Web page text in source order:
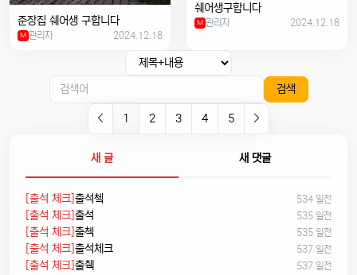
새 글 새 댓글
[출석 체크] 출석쳌 534 일전
[출석 체크] 출석 535 일전
[출석 체크] 출첵 535 일전
[출석 체크] 출석체크 537 일전
[출석 체크] 출췍 537 일전
준장집 쉐어생 구합니다
M 관리자 2024.12.18
쉐어생구합니다
M 관리자 2024.12.18
검색
1 2 3 4 5